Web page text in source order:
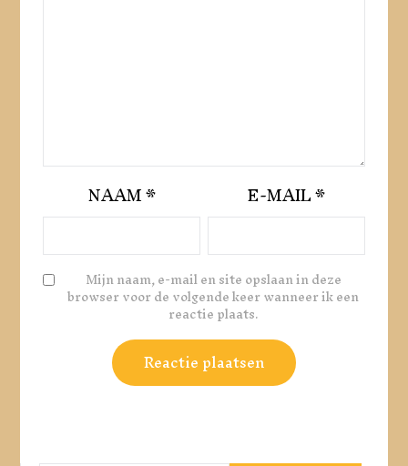
NAAM* E-MAIL*
Mijn naam, e-mail en site opslaan in deze
browser voor de volgende keer wanneer ik een
reactie plaats.